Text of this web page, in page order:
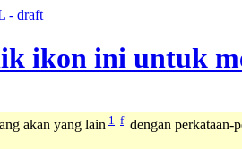
- draft
akan yang lain 1 f dengan perkataan-